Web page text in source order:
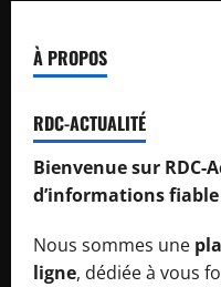
À PROPOS
RDC-ACTUALITÉ
Bienvenue sur
d’informations
Nous sommes une
ligne, dédiée à vous